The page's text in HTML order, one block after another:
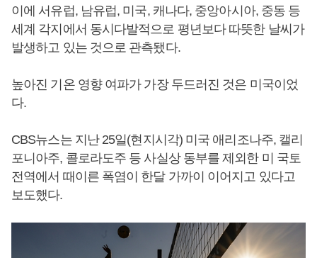
이에 서유럽, 남유럽, 미국, 캐나다, 중앙아시아, 중동 등
세계 각지에서 동시다발적으로 평년보다 따뜻한 날씨가
발생하고 있는 것으로 관측됐다.
높아진 기온 영향 여파가 가장 두드러진 것은 미국이었
다.
CBS뉴스는 지난 25일(현지시각) 미국 애리조나주, 캘리
포니아주, 콜로라도주 등 사실상 동부를 제외한 미 국토
전역에서 때이른 폭염이 한달 가까이 이어지고 있다고
보도했다.